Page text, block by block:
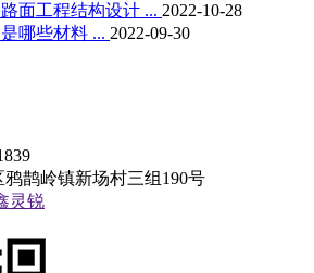
面工程结构设计 ... 2022-10-28
哪些材料 ... 2022-09-30
鹊岭镇新场村三组190号
灵锐